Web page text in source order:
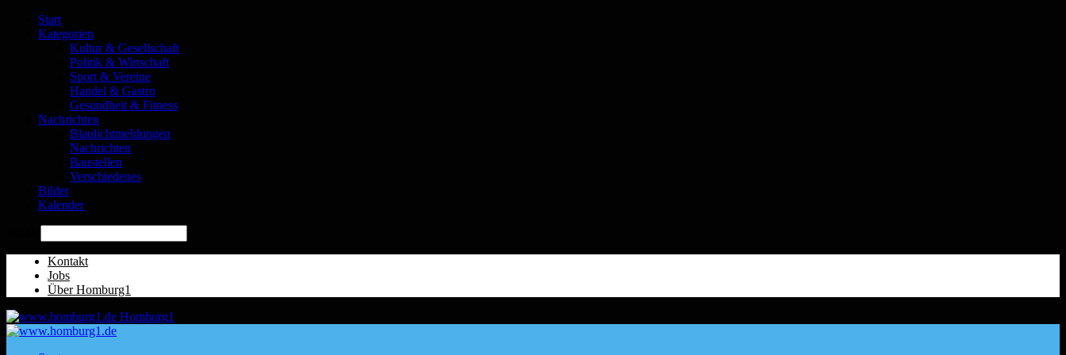
Start
Kategorien
Kultur & Gesellschaft
Politik & Wirtschaft
Sport & Vereine
Handel & Gastro
Gesundheit & Fitness
Nachrichten
Blaulichtmeldungen
Nachrichten
Baustellen
Verschiedenes
Bilder
Kalender
Kontakt
Jobs
Über Homburg1
Homburg1